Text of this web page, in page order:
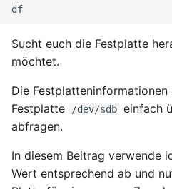
Dezember 2021
November 2021
September 2021
August 2021
Juli 2021
Sucht euch die Festplatte
möchtet.
Die
Festplatte
/dev/sdb einfach
abfragen.
In diesem Beitrag verwende
Wert entsprechend ab und